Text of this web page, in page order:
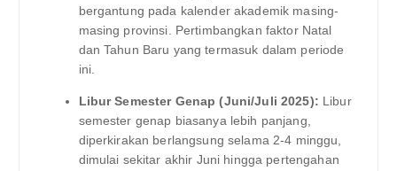
bergantung pada kalender akademik masing-
masing provinsi. Pertimbangkan faktor Natal
dan Tahun Baru yang termasuk dalam periode
ini.
Libur Semester Genap (Juni/Juli 2025): Libur
semester genap biasanya lebih panjang,
diperkirakan berlangsung selama 2-4 minggu,
dimulai sekitar akhir Juni hingga pertengahan